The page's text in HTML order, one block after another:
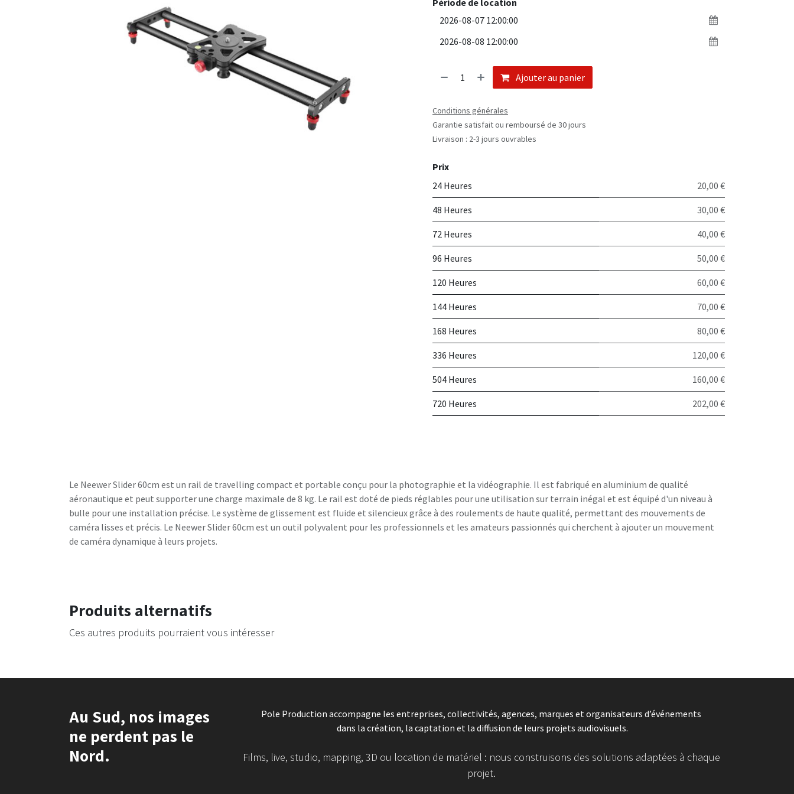
Période de location
Ajouter au panier
Conditions générales
Garantie satisfait ou remboursé de 30 jours
Livraison : 2-3 jours ouvrables
Prix
24 Heures
20,00 €
48 Heures 30,00 €
72 Heures 40,00 €
96 Heures 50,00 €
120 Heures 60,00 €
144 Heures 70,00 €
168 Heures 80,00 €
336 Heures 120,00 €
504 Heures 160,00 €
720 Heures 202,00 €
Le Neewer Slider 60cm est un rail de travelling compact et portable conçu pour la photographie et la vidéographie. Il est fabriqué en aluminium de qualité
aéronautique et peut supporter une charge maximale de 8 kg. Le rail est doté de pieds réglables pour une utilisation sur terrain inégal et est équipé d'un niveau à
bulle pour une installation précise. Le système de glissement est fluide et silencieux grâce à des roulements de haute qualité, permettant des mouvements de
caméra lisses et précis. Le Neewer Slider 60cm est un outil polyvalent pour les professionnels et les amateurs passionnés qui cherchent à ajouter un mouvement
de caméra dynamique à leurs projets.
Produits alternatifs
Ces autres produits pourraient vous intéresser
Au Sud, nos images
ne perdent pas le
Nord.
Pole Production accompagne les entreprises, collectivités, agences, marques et organisateurs d’événements
dans la création, la captation et la diffusion de leurs projets audiovisuels.
Films, live, studio, mapping, 3D ou location de matériel : nous construisons des solutions adaptées à chaque
projet.